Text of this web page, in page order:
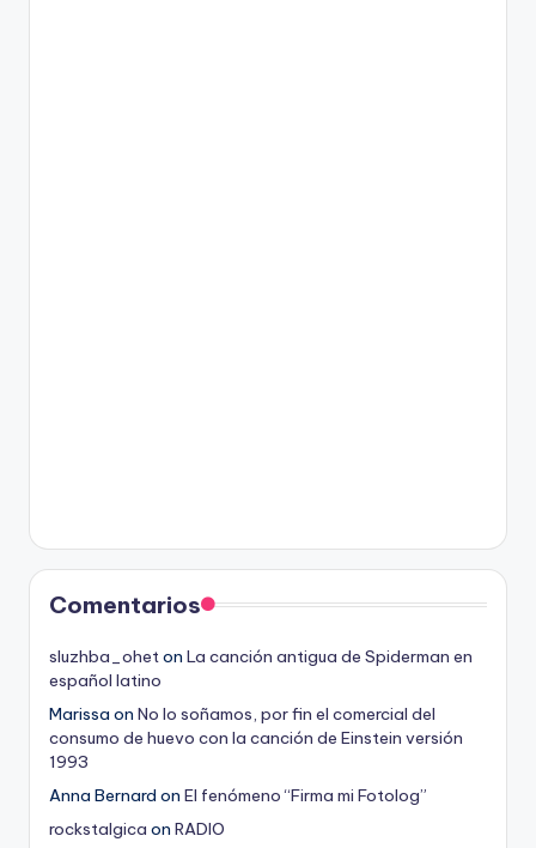
Comentarios
sluzhba_oheton La canción antigua de Spiderman en
español latino
Marissa on No lo soñamos, por fin el comercial del
consumo de huevo con la canción de Einstein versión
1993
Anna Bernard on El fenómeno “Firma mi Fotolog”
rockstalgica on RADIO